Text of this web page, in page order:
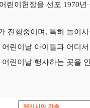
린이헌장을 선포 1970
진행중이며, 특히 놀이
린이날 아이들과 어디
린이날 행사하는 곳을